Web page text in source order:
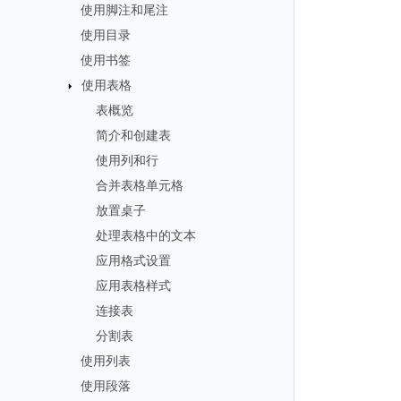
使用脚注和尾注
使用目录
使用书签
使用表格
表概览
简介和创建表
使用列和行
合并表格单元格
放置桌子
处理表格中的文本
应用格式设置
应用表格样式
连接表
分割表
使用列表
使用段落